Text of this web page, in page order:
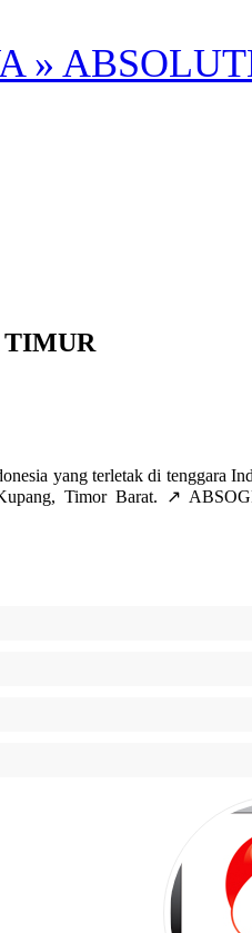
»
TIMUR
yang terletak di tenggara
Timor Barat. ↗️